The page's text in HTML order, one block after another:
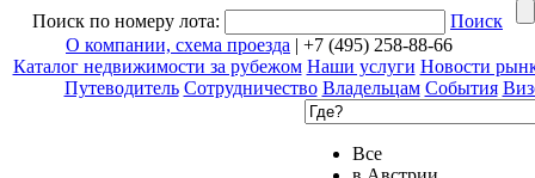
Поиск по номеру лота:
Поиск
О компании, схема проезда | +7 (495) 258-88-66
Каталог недвижимости за рубежом Наши услуги Новости
Путеводитель Сотрудничество Владельцам События
Все